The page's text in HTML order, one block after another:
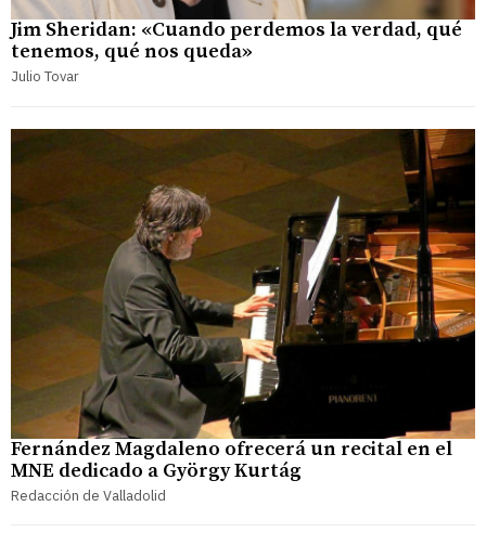
Jim Sheridan: «Cuando perdemos la verdad, qué
tenemos, qué nos queda»
Julio Tovar
Fernández Magdaleno ofrecerá un recital en el
MNE dedicado a György Kurtág
Redacción de Valladolid